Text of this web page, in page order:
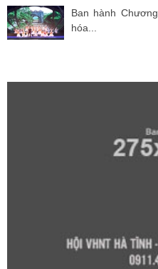
Ban hành
hóa...